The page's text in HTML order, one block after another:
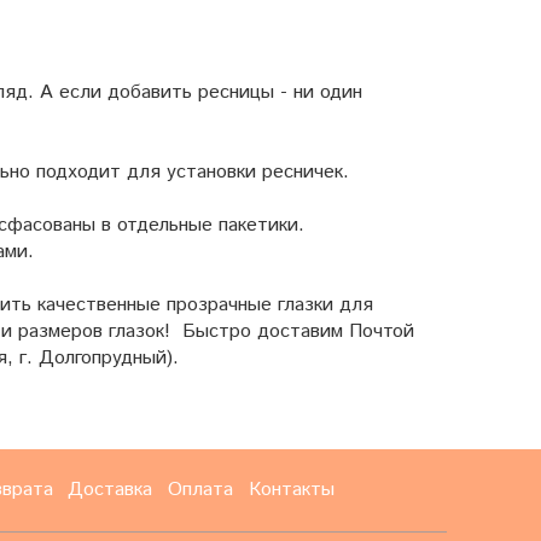
А если добавить ресницы - ни один
подходит для установки ресничек.
в отдельные пакетики.
качественные прозрачные глазки для
размеров глазок! Быстро доставим Почтой
г. Долгопрудный).
Доставка Оплата Контакты